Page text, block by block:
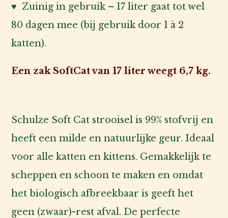
♥ Zuinig in gebruik – 17 liter gaat tot wel
80 dagen mee (bij gebruik door 1 à 2
katten).
Een zak SoftCat van 17 liter weegt 6,7 kg.
Schulze Soft Cat strooisel is 99% stofvrij en
heeft een milde en natuurlijke geur. Ideaal
voor alle katten en kittens. Gemakkelijk te
scheppen en schoon te maken en omdat
het biologisch afbreekbaar is geeft het
geen (zwaar)-rest afval. De perfecte